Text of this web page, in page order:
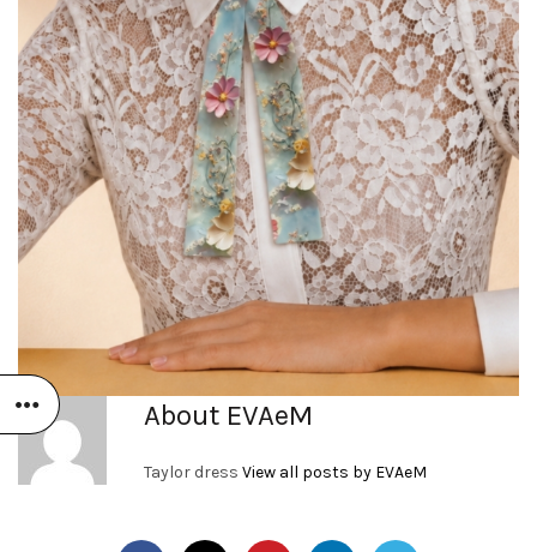
About EVAeM
Taylor dress View all posts by EVAeM